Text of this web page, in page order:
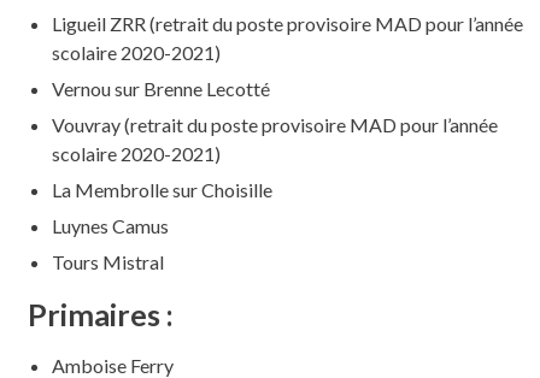
Ligueil ZRR (retrait du poste provisoire MAD pour l’année
scolaire 2020-2021)
Vernou sur Brenne Lecotté
Vouvray (retrait du poste provisoire MAD pour l’année
scolaire 2020-2021)
La Membrolle sur Choisille
Luynes Camus
Tours Mistral
Primaires :
Amboise Ferry